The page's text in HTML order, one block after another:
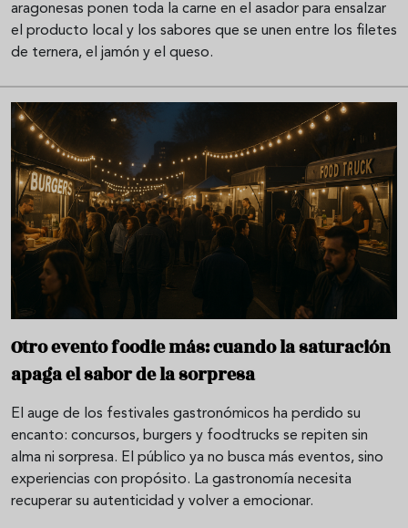
aragonesas ponen toda la carne en el asador para ensalzar
el producto local y los sabores que se unen entre los filetes
de ternera, el jamón y el queso.
Otro evento foodie más: cuando la saturación
apaga el sabor de la sorpresa
El auge de los festivales gastronómicos ha perdido su
encanto: concursos, burgers y foodtrucks se repiten sin
alma ni sorpresa. El público ya no busca más eventos, sino
experiencias con propósito. La gastronomía necesita
recuperar su autenticidad y volver a emocionar.